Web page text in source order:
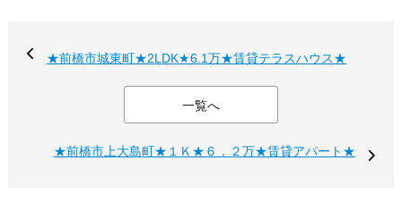
★前橋市城東町★2LDK★6.1万★賃貸テラスハウス★
一覧へ
★前橋市上大島町★１Ｋ★６．２万★賃貸アパート★